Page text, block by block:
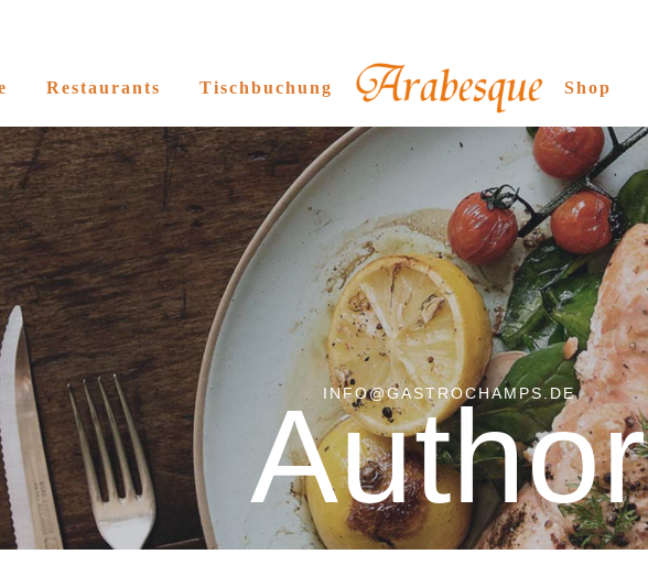
Restaurants Tischbuchung Shop
INFO@GASTROCHAMPS.DE
Author